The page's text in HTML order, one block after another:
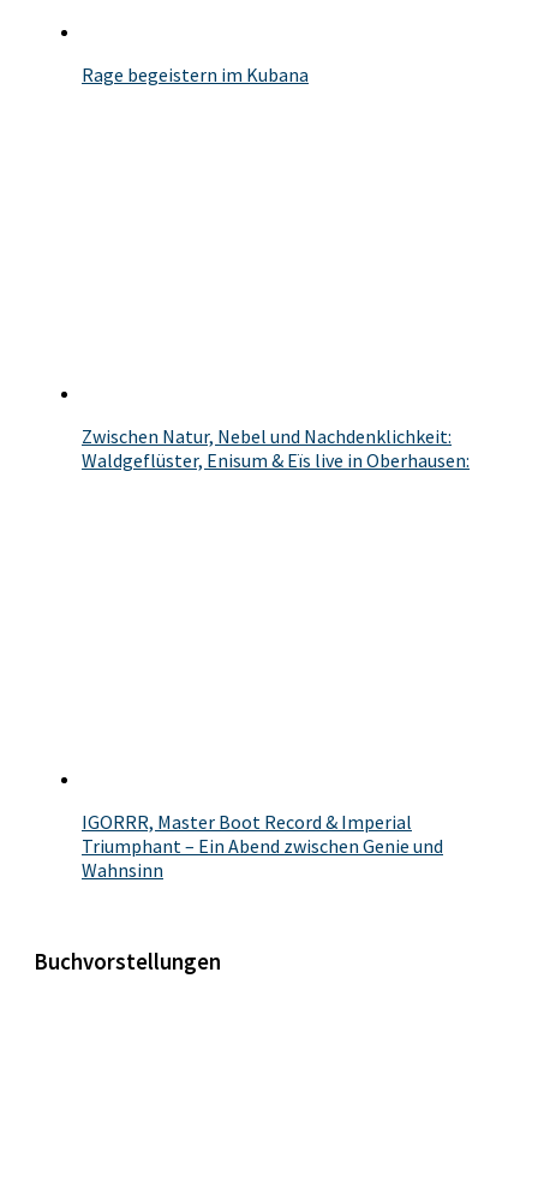
Rage begeistern im Kubana
Zwischen Natur, Nebel und Nachdenklichkeit:
Waldgeflüster, Enisum & Eïs live in Oberhausen:
IGORRR, Master Boot Record & Imperial
Triumphant – Ein Abend zwischen Genie und
Wahnsinn
Buchvorstellungen